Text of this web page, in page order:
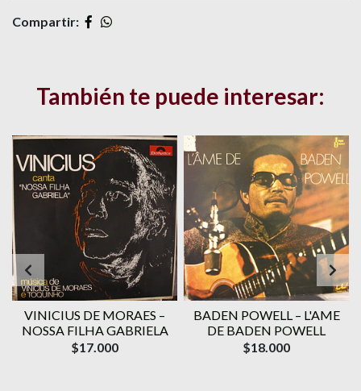
Compartir:
También te puede interesar:
VINICIUS DE MORAES ‎–
NOSSA FILHA GABRIELA
$17.000
BADEN POWELL ‎– L'AME
DE BADEN POWELL
$18.000